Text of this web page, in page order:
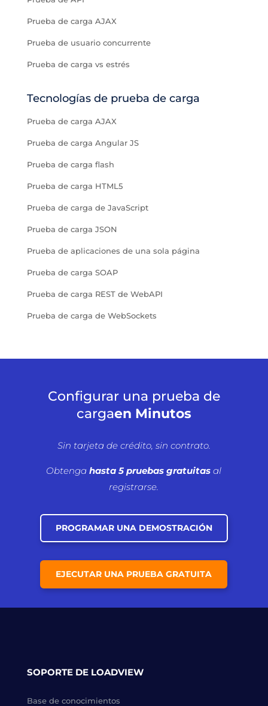
Prueba de carga AJAX
Prueba de usuario concurrente
Prueba de carga vs estrés
Tecnologías de prueba de carga
Prueba de carga AJAX
Prueba de carga Angular JS
Prueba de carga flash
Prueba de carga HTML5
Prueba de carga de JavaScript
Prueba de carga JSON
Prueba de aplicaciones de una sola página
Prueba de carga SOAP
Prueba de carga REST de WebAPI
Prueba de carga de WebSockets
Configurar una prueba de
cargaen Minutos
Sin tarjeta de crédito, sin contrato.
Obtengahasta 5 pruebas gratuitas al
registrarse.
PROGRAMAR UNA DEMOSTRACIÓN
EJECUTAR UNA PRUEBA GRATUITA
SOPORTE DE LOADVIEW
Base de conocimientos